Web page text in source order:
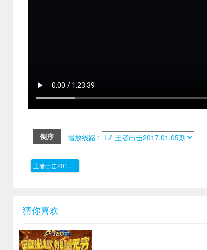
倒序
播放线路 :
王者出击2017.01.05期
猜你喜欢